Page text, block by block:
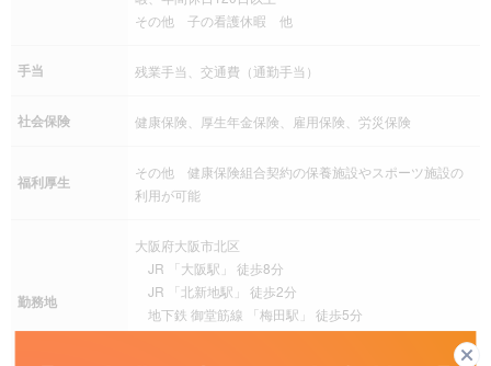
その他 子の看護休暇 他
手当 残業手当、交通費（通勤手当）
社会保険 健康保険、厚生年金保険、雇用保険、労災保険
福利厚生
その他 健康保険組合契約の保養施設やスポーツ施設の
利用が可能
勤務地
大阪府大阪市北区
JR 「大阪駅」 徒歩8分
JR 「北新地駅」 徒歩2分
地下鉄 御堂筋線 「梅田駅」 徒歩5分
地下鉄 谷町線 「東梅田駅」 徒歩5分